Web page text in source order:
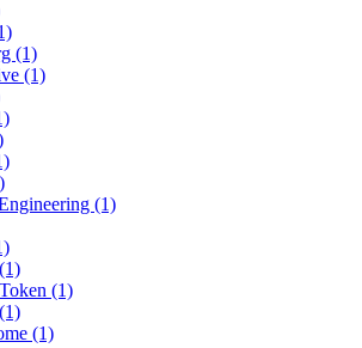
(1)
(1)
(1)
(1)
(1)